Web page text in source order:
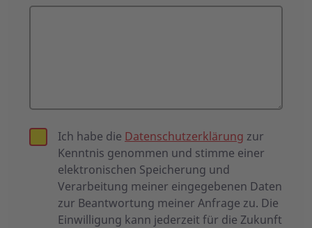
Ich habe die Datenschutzerklärung zur
Kenntnis genommen und stimme einer
elektronischen Speicherung und
Verarbeitung meiner eingegebenen Daten
zur Beantwortung meiner Anfrage zu. Die
Einwilligung kann jederzeit für die Zukunft